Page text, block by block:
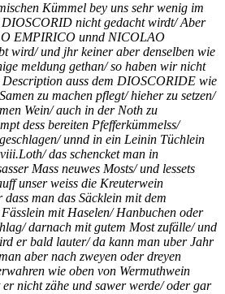
Kümmel bey uns sehr wenig im
nicht gedacht wirdt/ Aber
EMPIRICO unnd NICOLAO
wird/ und jhr keiner aber denselben wie
meldung gethan/ so haben wir nicht
Description auss dem DIOSCORIDE wie
zu machen pflegt/ hieher zu setzen/
Wein/ auch in der Noth zu
dess bereiten Pfefferkümmelss/
unnd in ein Leinin Tüchlein
das schencket man in
Mass neuwes Mosts/ und lessets
unser weiss die Kreuterwein
dass man das Säcklein mit dem
Fässlein mit Haselen/ Hanbuchen oder
darnach mit gutem Most zufälle/ und
er bald lauter/ da kann man uber Jahr
aber nach zweyen oder dreyen
wie oben von Wermuthwein
nicht zähe und sawer werde/ oder gar